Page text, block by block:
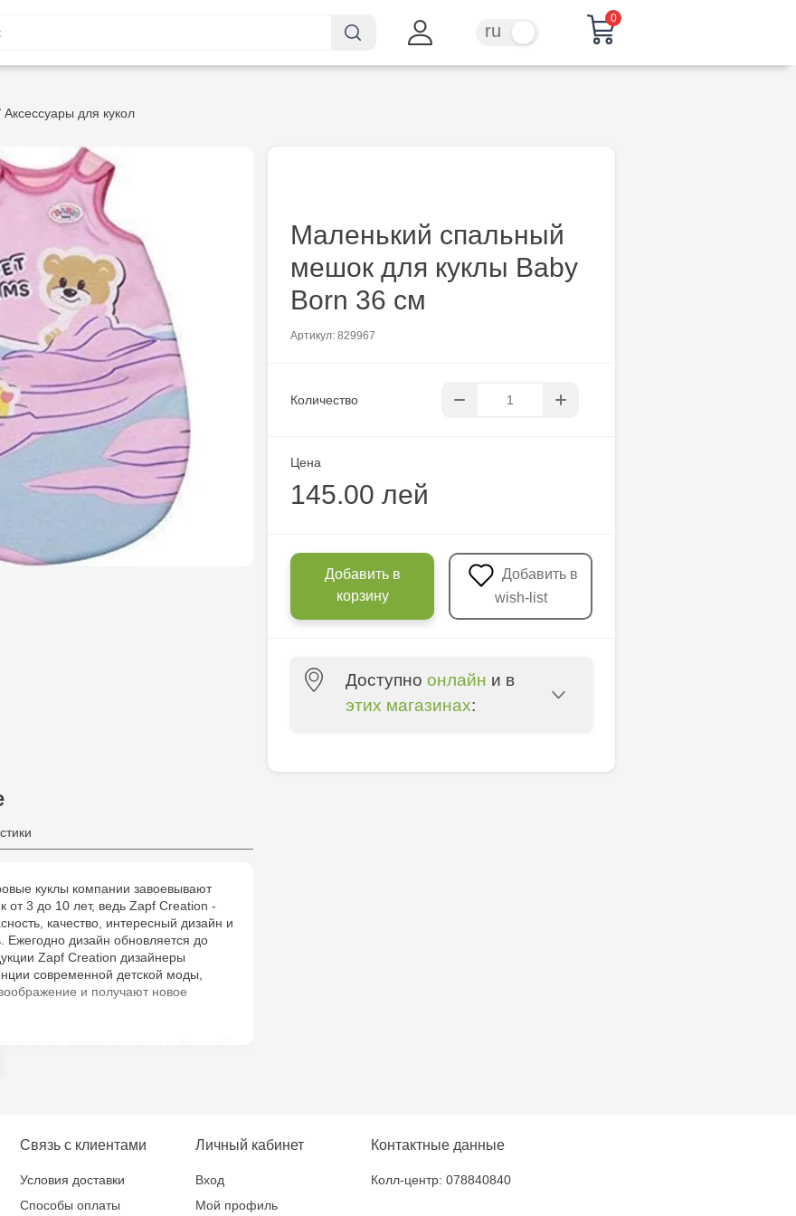
ru
0
Аксессуары для кукол
Маленький спальный
мешок для куклы Baby
Born 36 см
Артикул: 829967
Количество
Цена
145.00 лей
Добавить в
корзину
wish-list
Доступно онлайн и в
этих магазинах:
Socoleni, 7
куклы компании завоевывают
от 3 до 10 лет, ведь Zapf Creation -
качество, интересный дизайн и
Ежегодно дизайн обновляется до
Zapf Creation дизайнеры
современной детской моды,
и получают новое
У компании есть игрушки и
относиться к ближнему.
Связь с клиентами
Условия доставки
Способы оплаты
Личный кабинет
Вход
Мой профиль
Контактные данные
Колл-центр: 078840840